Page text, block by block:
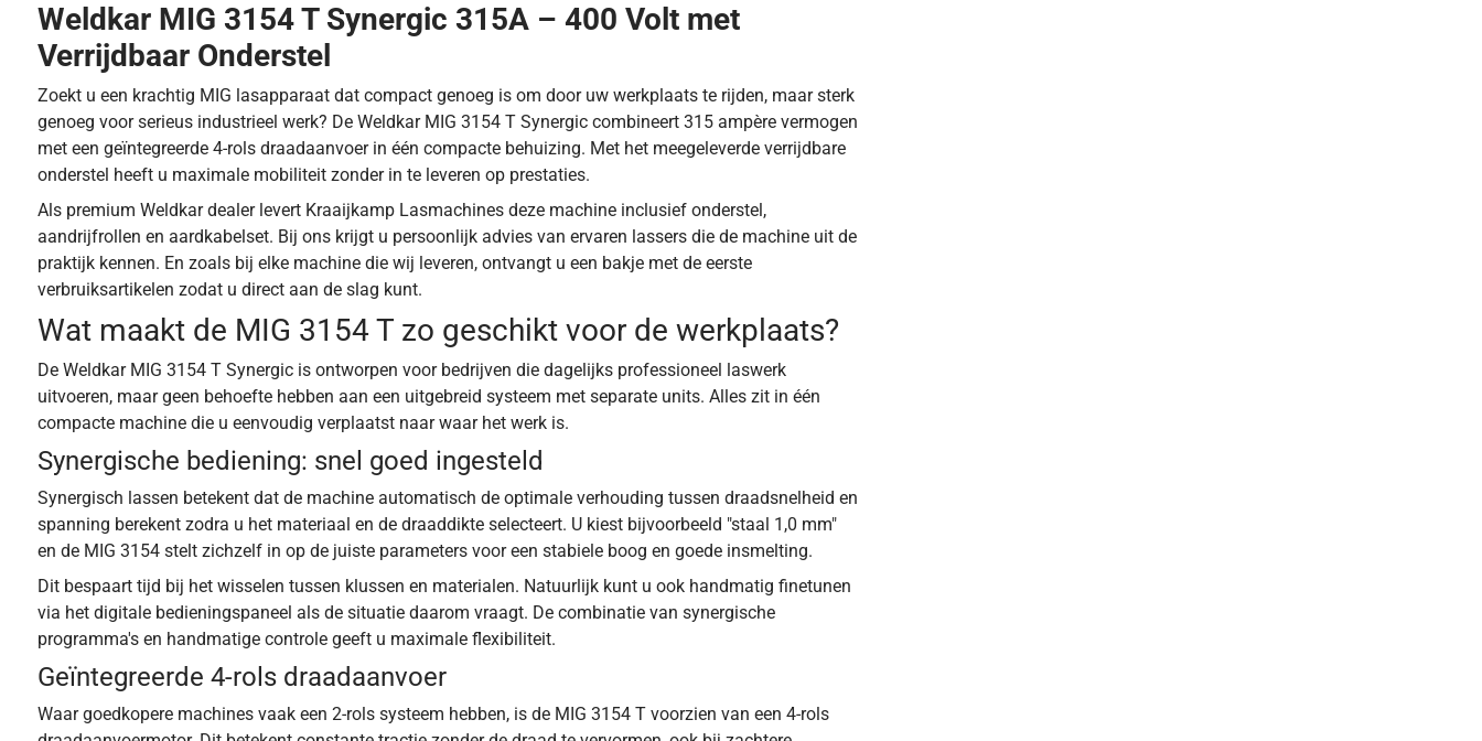
Weldkar MIG 3154 T Synergic 315A – 400 Volt met
Verrijdbaar Onderstel
Zoekt u een krachtig MIG lasapparaat dat compact genoeg is om door uw werkplaats te rijden, maar sterk
genoeg voor serieus industrieel werk? De Weldkar MIG 3154 T Synergic combineert 315 ampère vermogen
met een geïntegreerde 4-rols draadaanvoer in één compacte behuizing. Met het meegeleverde verrijdbare
onderstel heeft u maximale mobiliteit zonder in te leveren op prestaties.
Als premium Weldkar dealer levert Kraaijkamp Lasmachines deze machine inclusief onderstel,
aandrijfrollen en aardkabelset. Bij ons krijgt u persoonlijk advies van ervaren lassers die de machine uit de
praktijk kennen. En zoals bij elke machine die wij leveren, ontvangt u een bakje met de eerste
verbruiksartikelen zodat u direct aan de slag kunt.
Wat maakt de MIG 3154 T zo geschikt voor de werkplaats?
De Weldkar MIG 3154 T Synergic is ontworpen voor bedrijven die dagelijks professioneel laswerk
uitvoeren, maar geen behoefte hebben aan een uitgebreid systeem met separate units. Alles zit in één
compacte machine die u eenvoudig verplaatst naar waar het werk is.
Synergische bediening: snel goed ingesteld
Synergisch lassen betekent dat de machine automatisch de optimale verhouding tussen draadsnelheid en
spanning berekent zodra u het materiaal en de draaddikte selecteert. U kiest bijvoorbeeld "staal 1,0 mm"
en de MIG 3154 stelt zichzelf in op de juiste parameters voor een stabiele boog en goede insmelting.
Dit bespaart tijd bij het wisselen tussen klussen en materialen. Natuurlijk kunt u ook handmatig finetunen
via het digitale bedieningspaneel als de situatie daarom vraagt. De combinatie van synergische
programma's en handmatige controle geeft u maximale flexibiliteit.
Geïntegreerde 4-rols draadaanvoer
Waar goedkopere machines vaak een 2-rols systeem hebben, is de MIG 3154 T voorzien van een 4-rols